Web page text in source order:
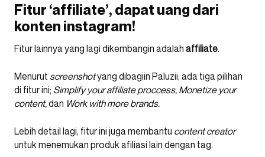
Fitur ‘affiliate’, dapat uang dari
konten instagram!
Fitur lainnya yang lagi dikembangin adalah affiliate.
Menurut screenshotyang dibagiin Paluzii, ada tiga pilihan
di fitur ini; Simplify your affiliate proccess, Monetize your
content,dan Work with more brands.
Lebih detail lagi, fitur ini juga membantu content creator
untuk menemukan produk afiliasi lain dengan tag.